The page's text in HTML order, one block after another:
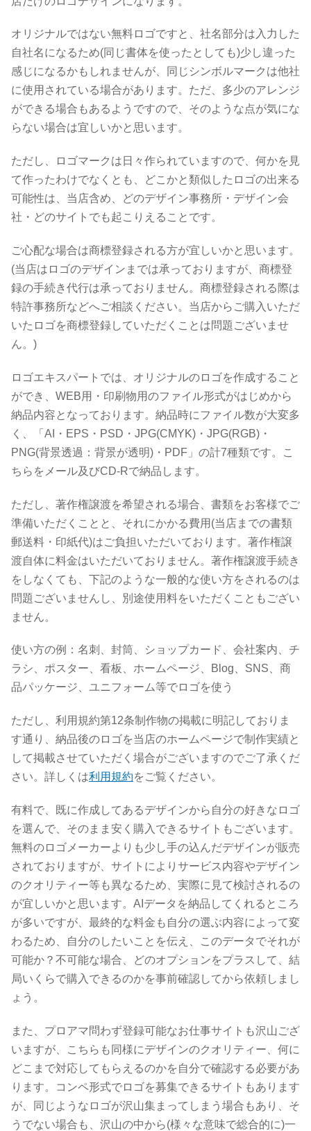
オリジナルではない無料ロゴですと、社名部分は入力した
自社名になるため(同じ書体を使ったとしても)少し違った
感じになるかもしれませんが、同じシンボルマークは他社
に使用されている場合があります。ただ、多少のアレンジ
ができる場合もあるようですので、そのような点が気にな
らない場合は宜しいかと思います。
ただし、ロゴマークは日々作られていますので、何かを見
て作ったわけでなくとも、どこかと類似したロゴの出来る
可能性は、当店含め、どのデザイン事務所・デザイン会
社・どのサイトでも起こりえることです。
ご心配な場合は商標登録される方が宜しいかと思います。
(当店はロゴのデザインまでは承っておりますが、商標登
録の手続き代行は承っておりません。商標登録される際は
特許事務所などへご相談ください。当店からご購入いただ
いたロゴを商標登録していただくことは問題ございませ
ん。)
ロゴエキスパートでは、オリジナルのロゴを作成すること
ができ、WEB用・印刷物用のファイル形式がはじめから
納品内容となっております。納品時にファイル数が大変多
く、「AI・EPS・PSD・JPG(CMYK)・JPG(RGB)・
PNG(背景透過：背景が透明)・PDF」の計7種類です。こ
ちらをメール及びCD-Rで納品します。
ただし、著作権譲渡を希望される場合、書類をお客様でご
準備いただくことと、それにかかる費用(当店までの書類
郵送料・印紙代)はご負担いただいております。著作権譲
渡自体に料金はいただいておりません。著作権譲渡手続き
をしなくても、下記のような一般的な使い方をされるのは
問題ございませんし、別途使用料をいただくこともござい
ません。
使い方の例：名刺、封筒、ショップカード、会社案内、チ
ラシ、ポスター、看板、ホームページ、Blog、SNS、商
品パッケージ、ユニフォーム等でロゴを使う
ただし、利用規約第12条制作物の掲載に明記しておりま
す通り、納品後のロゴを当店のホームページで制作実績と
して掲載させていただく場合がございますのでご了承くだ
さい。詳しくは利用規約をご覧ください。
有料で、既に作成してあるデザインから自分の好きなロゴ
を選んで、そのまま安く購入できるサイトもございます。
無料のロゴメーカーよりも少し手の込んだデザインが販売
されておりますが、サイトによりサービス内容やデザイン
のクオリティー等も異なるため、実際に見て検討されるの
が宜しいかと思います。AIデータを納品してくれるところ
が多いですが、最終的な料金も自分の選ぶ内容によって変
わるため、自分のしたいことを伝え、このデータでそれが
可能か？不可能な場合、どのオプションをプラスして、結
局いくらで購入できるのかを事前確認してから依頼しまし
ょう。
また、プロアマ問わず登録可能なお仕事サイトも沢山ござ
いますが、こちらも同様にデザインのクオリティー、何に
どこまで対応してもらえるのかを自分で確認する必要があ
ります。コンペ形式でロゴを募集できるサイトもあります
が、同じようなロゴが沢山集まってしまう場合もあり、そ
うでない場合も、沢山の中から(様々な意味で総合的に)一